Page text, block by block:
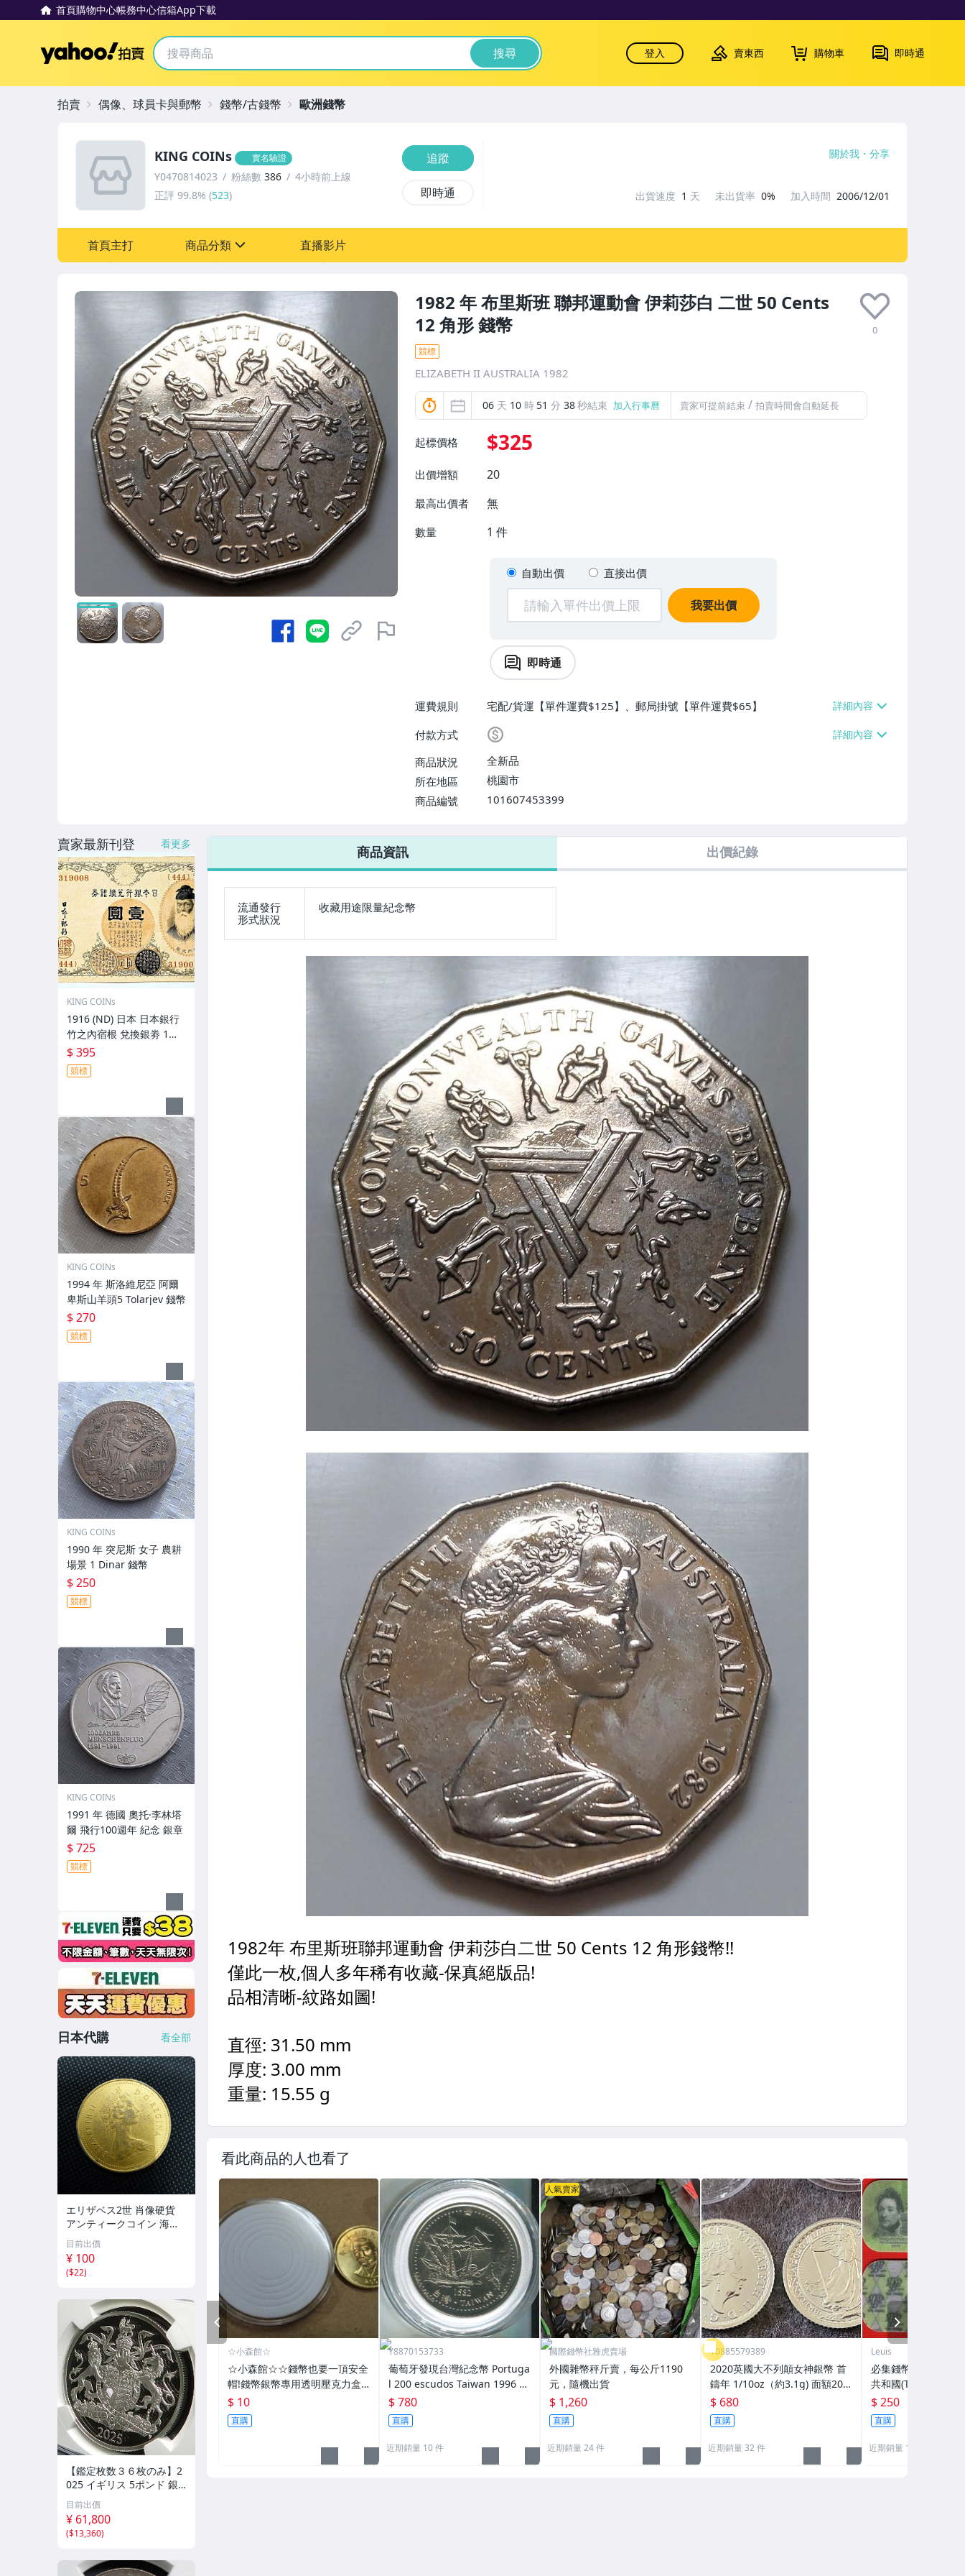
首頁購物中心帳務中心信箱App下載
Yahoo拍賣 搜尋 登入 賣東西 購物車 即時通
1982 年 布里斯班 聯邦運動會 伊莉莎白 二世 50 Cents
12 角形 錢幣
0
競標
ELIZABETH II AUSTRALIA 1982
06 天 10 時 51 分 36秒結束 加入行事曆 賣家可提前結束 / 拍賣時間會自動延長
起標價格 $325
出價增額 20
最高出價者 無
數量 1 件
自動出價 直接出價
我要出價
即時通
運費規則
宅配/貨運【單件運費$125】、郵局掛號【單件運費$65】
付款方式
商品狀況
全新品
所在地區
桃園市
商品編號
101607453399
KING COINs 實名驗證
Y0470814023 粉絲數 386
4小時前上線
正評 99.8% (523)
追蹤
即時通
關於我 分享
出貨速度 1 天 未出貨率 0% 加入時間 2006/12/01
首頁主打 商品分類 直播影片
拍賣 偶像、球員卡與郵幣 錢幣/古錢幣 歐洲錢幣
商品資訊 出價紀錄
流通發行
形式狀況
收藏用途限量紀念幣
看此商品的人也看了
☆小森館☆
☆小森館☆☆錢幣也要一頂安全
帽!錢幣銀幣專用透明壓克力盒
收納保護盒.1枚10元~a~4
$ 10
直購
Y8870153733
葡萄牙發現台灣紀念幣 Portuga
l 200 escudos Taiwan 1996 K
$ 780
直購
近期銷量 10 件
人氣賣家
國際錢幣社雅虎賣場
外國雜幣秤斤賣，每公斤1190
元，隨機出貨
$ 1,260
直購
近期銷量 24 件
Y0885579389
2020英國大不列顛女神銀幣 首
鑄年 1/10oz（約3.1g) 面額20
便士 9999精鑄小銀幣 💥現貨不
用等
$ 680
直購
近期銷量 32 件
Leuis
必集錢幣--2014年特
共和國
膠複合幣一套4枚，
$ 250
直購
近期銷量 1 件
PREV
賣家最新刊登 看更多
KING COINs
1916 (ND) 日本 日本銀行
竹之內宿根 兌換銀劵 1元
壹圓 舊版 紙鈔 武內大臣
錢幣
$ 395
競標
KING COINs
1994 年 斯洛維尼亞 阿爾
卑斯山羊頭5 Tolarjev 錢幣
$ 270
競標
KING COINs
1990 年 突尼斯 女子 農耕
場景 1 Dinar 錢幣
$ 250
競標
KING COINs
1991 年 德國 奧托·李林塔
爾 飛行100週年 紀念 銀章
$ 725
競標
日本代購 看全部
エリザベス2世 肖像硬貨
アンティークコイン 海外
古銭
目前出價
¥ 100
($22)
【鑑定枚数３６枚のみ】2
025 イギリス 5ポンド 銀
貨 NGC PF70 Ultra Came
o First Releases ロイヤル
コートオブアームズ 紋章
チャールズ3世
目前出價
¥ 61,800
($13,360)